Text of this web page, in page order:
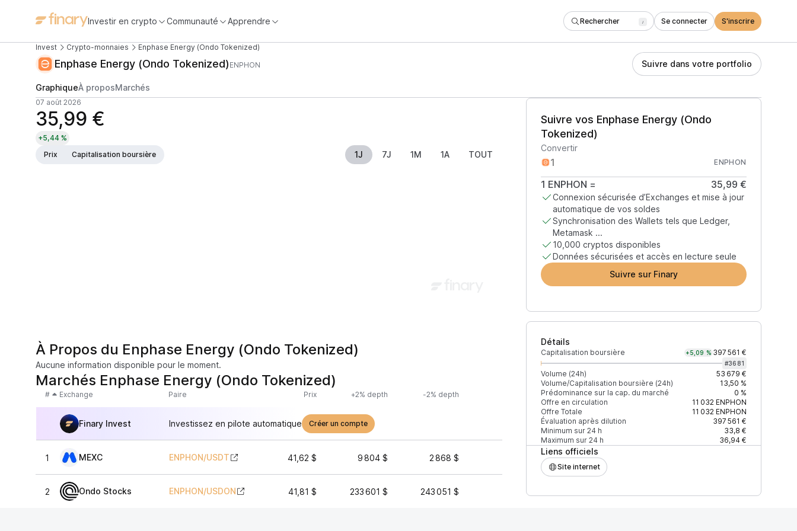
Investir en crypto Communauté Apprendre Rechercher / Se connecter S'inscrire
Invest Crypto-monnaies Enphase Energy (Ondo Tokenized)
Enphase Energy (Ondo Tokenized) ENPHON Suivre dans votre portfolio
GraphiqueÀ proposMarchés
07 août 2026
35,99 €
+5,44 %
Prix
Capitalisation boursière 1J 7J 1M 1A TOUT
Suivre vos Enphase Energy (Ondo
Tokenized)
Convertir
ENPHON
1 ENPHON = 35,99 €
Connexion sécurisée d’Exchanges et mise à jour
automatique de vos soldes
Synchronisation des Wallets tels que Ledger,
Metamask ...
10,000 cryptos disponibles
Données sécurisées et accès en lecture seule
Suivre sur Finary
Détails
Capitalisation boursière +5,09 % 397 561 €
#3681
Volume (24h)
53 679 €
Volume/Capitalisation boursière (24h)
13,50 %
Prédominance sur la cap. du marché
0 %
Offre en circulation
11 032ENPHON
Offre Totale
11 032ENPHON
Évaluation après dilution
397 561 €
Minimum sur 24 h
33,8 €
Maximum sur 24 h
36,94 €
Liens officiels
Site internet
À Propos du Enphase Energy (Ondo Tokenized)
Aucune information disponible pour le moment.
Marchés Enphase Energy (Ondo Tokenized)
# Exchange Paire Prix +2% depth -2% depth Volume (24h) % du volume Confiance Mis à jour
Finary Invest Investissez en pilote automatique Créer un compte
1 MEXC ENPHON/USDT 41,62 $ 9 804 $ 2 868 $ 59 890 $ 96,47 %
2 Ondo Stocks ENPHON/USDON 41,81 $ 233 601 $ 243 051 $ 2 193 $ Récemment